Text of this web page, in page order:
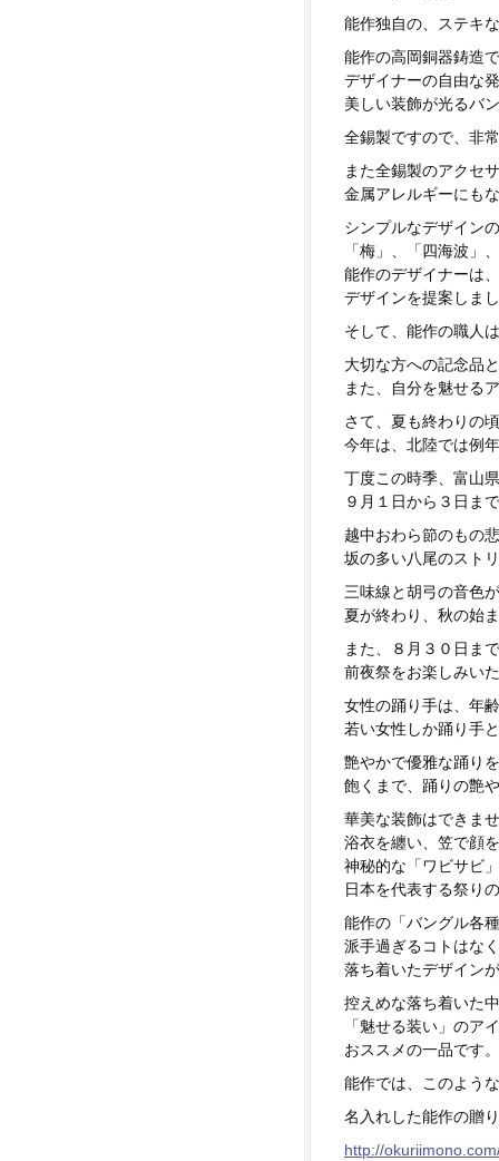
能作独自の、ステキ
能作の高岡銅器鋳造
デザイナーの自由な
美しい装飾が光るバ
全錫製ですので、非
また全錫製のアクセ
金属アレルギーにも
シンプルなデザイン
「梅」、「四海波」
能作のデザイナーは
デザインを提案しま
そして、能作の職人
大切な方への記念品
また、自分を魅せる
さて、夏も終わりの
今年は、北陸では例
丁度この時季、富山
９月１日から３日ま
越中おわら節のもの
坂の多い八尾のスト
三味線と胡弓の音色
夏が終わり、秋の始
また、８月３０日ま
前夜祭をお楽しみい
女性の踊り手は、年
若い女性しか踊り手
艶やかで優雅な踊り
飽くまで、踊りの艶
華美な装飾はできま
浴衣を纏い、笠で顔
神秘的な「ワビサビ
日本を代表する祭り
能作の「バングル各
派手過ぎるコトはな
落ち着いたデザイン
控えめな落ち着いた
「魅せる装い」のア
おススメの一品です。
能作では、このよう
名入れした能作の贈
http://